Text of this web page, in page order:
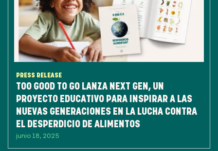
PRESS RELEASE
TOO GOOD TO GO LANZA NEXT GEN, UN
PROYECTO EDUCATIVO PARA INSPIRAR A LAS
NUEVAS GENERACIONES EN LA LUCHA CONTRA
EL DESPERDICIO DE ALIMENTOS
junio 18, 2025